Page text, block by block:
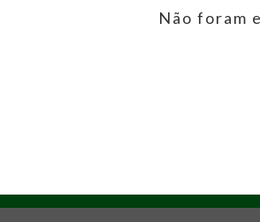
Não foram